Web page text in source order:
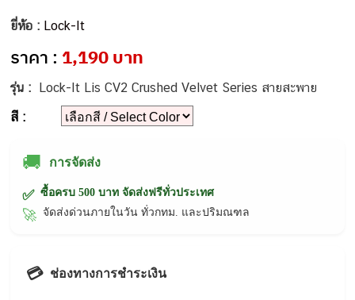
ยี่ห้อ : Lock-It
ราคา : 1,190 บาท
รุ่น : Lock-It Lis CV2 Crushed Velvet Series สายสะพาย
สี :
🚚 การจัดส่ง
✅ ซื้อครบ 500 บาท จัดส่งฟรีทั่วประเทศ
🚀 จัดส่งด่วนภายในวัน ทั่วกทม. และปริมณฑล
💳 ช่องทางการชำระเงิน